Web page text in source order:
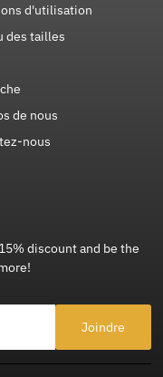
d'utilisation
des tailles
de nous
nous
discount and be the